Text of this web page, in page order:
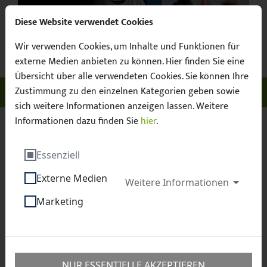
Facebook
X / Twitter
Instagram
YouTubeSuche
Unser Sachsen. Euer Fussball. Menü
Sächsischer Fußball-Verband e.V.
Fußball zeigt!
Zeit, dass sich das auch
Diese Website verwendet Cookies
Wir verwenden Cookies, um Inhalte und Funktionen für
externe Medien anbieten zu können. Hier finden Sie eine
Übersicht über alle verwendeten Cookies. Sie können Ihre
Zustimmung zu den einzelnen Kategorien geben sowie
sich weitere Informationen anzeigen lassen. Weitere
Informationen dazu finden Siehier.
Essenziell
Externe Medien
Marketing
Weitere Informationen